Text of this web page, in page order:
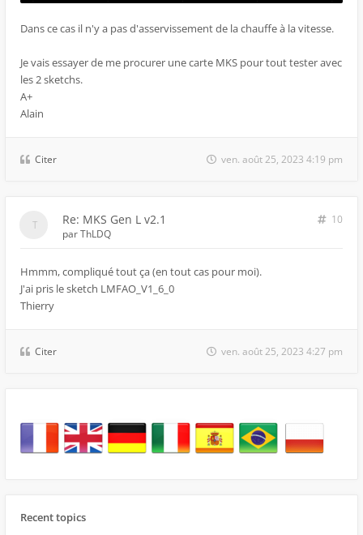
Dans ce cas il n'y a pas d'asservissement de la chauffe à la vitesse.
Je vais essayer de me procurer une carte MKS pour tout tester avec
les 2 sketchs.
A+
Alain
Citer ven. août 25, 2023 4:19 pm
Re: MKS Gen L v2.1
10
parThLDQ
Hmmm, compliqué tout ça (en tout cas pour moi).
J'ai pris le sketch LMFAO_V1_6_0
Thierry
Citer ven. août 25, 2023 4:27 pm
Recent topics